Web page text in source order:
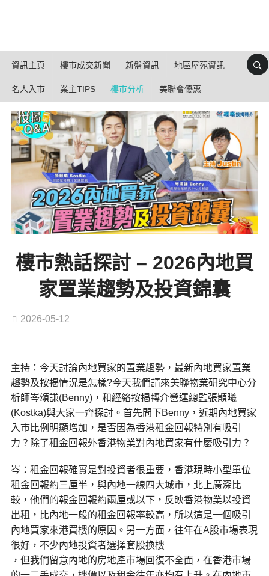
資訊主頁 樓市成交新聞 新盤資訊 地區屋苑資訊
名人入市 業主TIPS 樓市分析 美聯會優惠
樓市熱話探討 – 2026內地買
家置業趨勢及投資錦囊
2026-05-12
主持：今天討論內地買家的置業趨勢，最新內地買家置業
趨勢及按揭情況是怎樣?今天我們請來美聯物業研究中心分
析師岑頌謙(Benny)，和經絡按揭轉介營運總監張顥曦
(Kostka)與大家一齊探討。首先問下Benny，近期內地買家
入市比例明顯增加，是否因為香港租金回報特別有吸引
力？除了租金回報外香港物業對內地買家有什麼吸引力？
岑：租金回報確實是對投資者很重要，香港現時小型單位
租金回報約三厘半，與內地一線四大城市，北上廣深比
較，他們的報金回報約兩厘或以下，反映香港物業以投資
出租，比內地一般的租金回報率較高，所以這是一個吸引
內地買家來港買樓的原因。另一方面，往年在A股市場表現
很好，不少內地投資者選擇套股換樓
，但我們留意內地的房地產市場回復不全面，在香港市場